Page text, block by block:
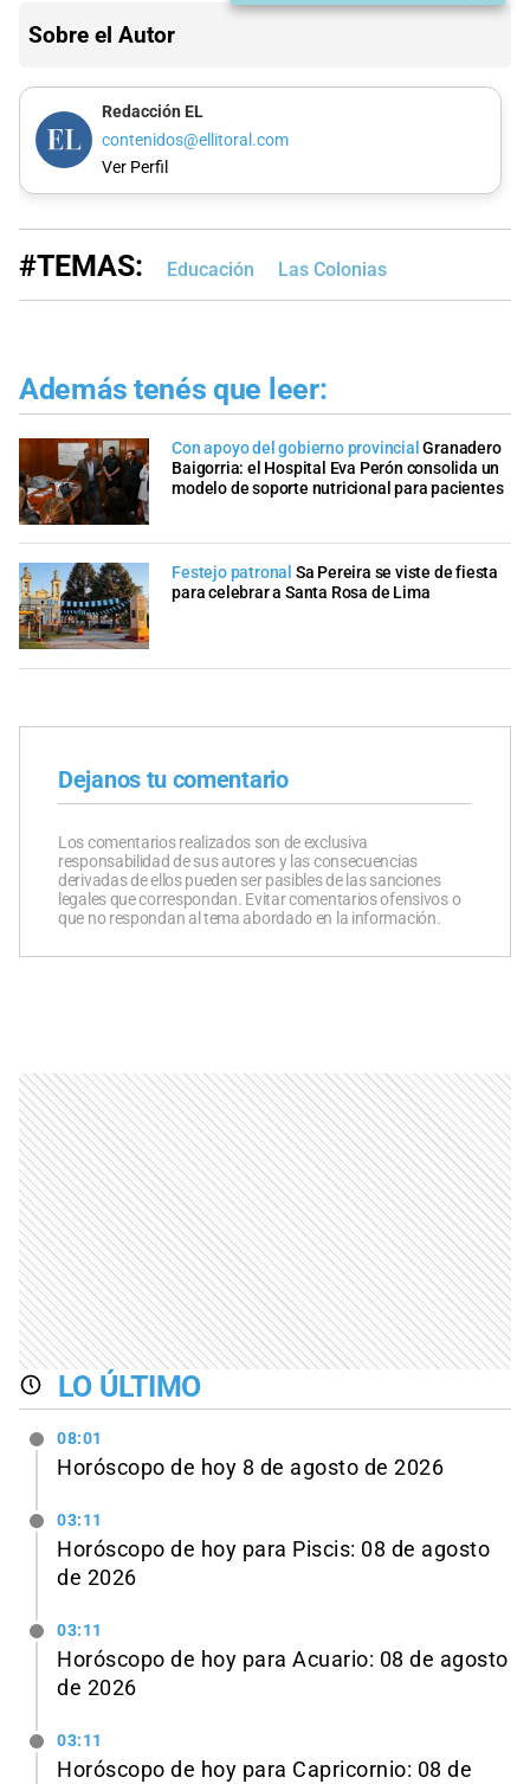
Sobre el Autor
Redacción EL
contenidos@ellitoral.com
Ver Perfil
#TEMAS: Educación Las Colonias
Además tenés que leer:
Con apoyo del gobierno provincial Granadero
Baigorria: el Hospital Eva Perón consolida un
modelo de soporte nutricional para pacientes
Festejo patronal Sa Pereira se viste de fiesta
para celebrar a Santa Rosa de Lima
Dejanos tu comentario
Los comentarios realizados son de exclusiva
responsabilidad de sus autores y las consecuencias
derivadas de ellos pueden ser pasibles de las sanciones
legales que correspondan. Evitar comentarios ofensivos o
que no respondan al tema abordado en la información.
LO ÚLTIMO
08:01
Horóscopo de hoy 8 de agosto de 2026
03:11
Horóscopo de hoy para Piscis: 08 de agosto
de 2026
03:11
Horóscopo de hoy para Acuario: 08 de agosto
de 2026
03:11
Horóscopo de hoy para Capricornio: 08 de